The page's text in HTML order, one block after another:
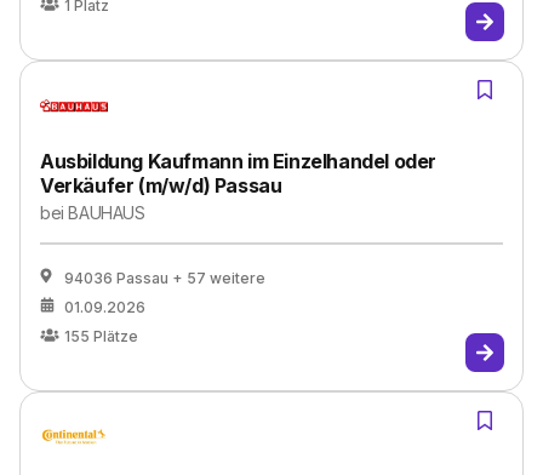
1 Platz
Ausbildung Kaufmann im Einzelhandel oder
Verkäufer (m/w/d) Passau
beiBAUHAUS
94036 Passau + 57 weitere
01.09.2026
155 Plätze